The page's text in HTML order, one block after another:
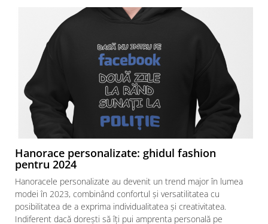
Hanorace personalizate: ghidul fashion
pentru 2024
Hanoracele personalizate au devenit un trend major în lumea
modei în 2023, combinând confortul și versatilitatea cu
posibilitatea de a exprima individualitatea și creativitatea.
Indiferent dacă dorești să îți pui amprenta personală pe